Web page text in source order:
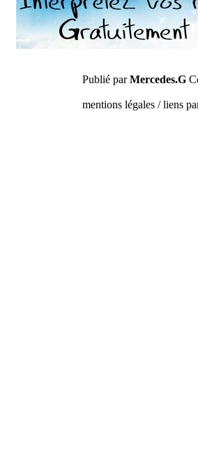
Publié parMercedes.G
mentions légales / liens